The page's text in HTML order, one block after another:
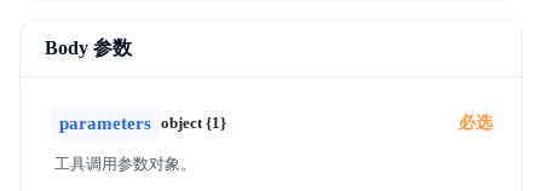
Body 参数
parameters object {1}
工具调用参数对象。
必选